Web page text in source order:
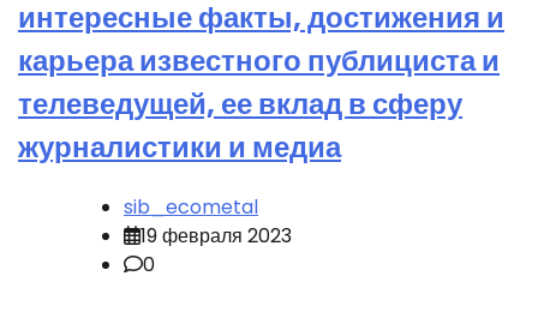
интересные факты, достижения и
карьера известного публициста и
телеведущей, ее вклад в сферу
журналистики и медиа
sib_ecometal
19 февраля 2023
0